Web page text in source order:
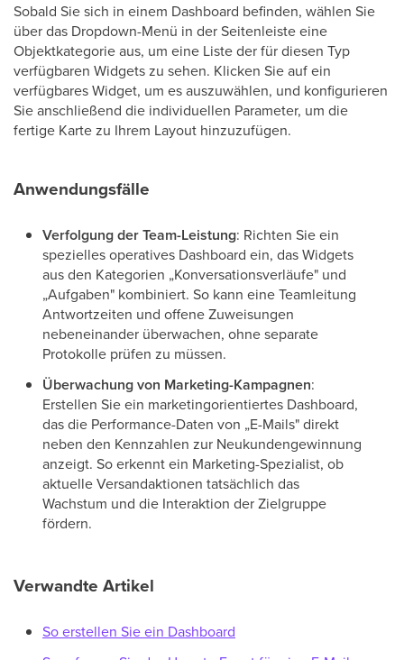
Sobald Sie sich in einem Dashboard befinden, wählen Sie
über das Dropdown-Menü in der Seitenleiste eine
Objektkategorie aus, um eine Liste der für diesen Typ
verfügbaren Widgets zu sehen. Klicken Sie auf ein
verfügbares Widget, um es auszuwählen, und konfigurieren
Sie anschließend die individuellen Parameter, um die
fertige Karte zu Ihrem Layout hinzuzufügen.
Anwendungsfälle
Verfolgung der Team-Leistung: Richten Sie ein
spezielles operatives Dashboard ein, das Widgets
aus den Kategorien „Konversationsverläufe" und
„Aufgaben" kombiniert. So kann eine Teamleitung
Antwortzeiten und offene Zuweisungen
nebeneinander überwachen, ohne separate
Protokolle prüfen zu müssen.
Überwachung von Marketing-Kampagnen:
Erstellen Sie ein marketingorientiertes Dashboard,
das die Performance-Daten von „E-Mails" direkt
neben den Kennzahlen zur Neukundengewinnung
anzeigt. So erkennt ein Marketing-Spezialist, ob
aktuelle Versandaktionen tatsächlich das
Wachstum und die Interaktion der Zielgruppe
fördern.
Verwandte Artikel
So erstellen Sie ein Dashboard